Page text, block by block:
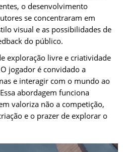
o desenvolvimento
se concentraram em
visual e as possibilidades de
do público.
exploração livre e criatividade
jogador é convidado a
e interagir com o mundo ao
abordagem funciona
valoriza não a competição,
e o prazer de explorar o